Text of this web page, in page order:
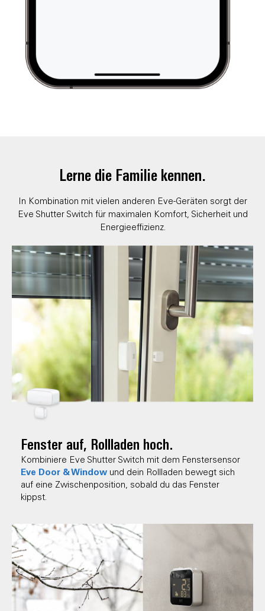
Lerne die Familie kennen.
In Kombination mit vielen anderen Eve-Geräten sorgt der
Eve Shutter Switch für maximalen Komfort, Sicherheit und
Energieeffizienz.
Fenster auf, Rollladen hoch.
Kombiniere Eve Shutter Switch mit dem Fenstersensor
Eve Door & Window und dein Rollladen bewegt sich
auf eine Zwischenposition, sobald du das Fenster
kippst.